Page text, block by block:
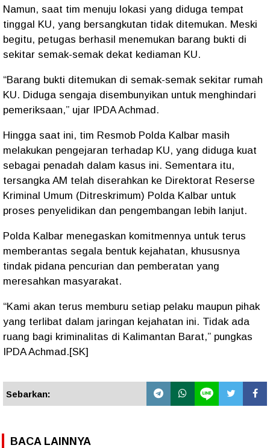
Namun, saat tim menuju lokasi yang diduga tempat
tinggal KU, yang bersangkutan tidak ditemukan. Meski
begitu, petugas berhasil menemukan barang bukti di
sekitar semak-semakdekat kediaman KU.
“Barang bukti ditemukan di semak-semak sekitar rumah
KU. Diduga sengaja disembunyikan untuk menghindari
pemeriksaan,” ujar IPDA Achmad.
Hingga saat ini, tim Resmob Polda Kalbar masih
melakukan pengejaran terhadap KU, yang diduga kuat
sebagai penadah dalam kasus ini. Sementara itu,
tersangka AM telah diserahkan ke Direktorat Reserse
Kriminal Umum (Ditreskrimum) Polda Kalbar untuk
proses penyelidikan dan pengembangan lebih lanjut.
Polda Kalbar menegaskan komitmennya untuk terus
memberantas segala bentuk kejahatan, khususnya
tindak pidana pencurian dan pemberatan yang
meresahkan masyarakat.
“Kami akan terus memburu setiap pelaku maupun pihak
yang terlibat dalam jaringan kejahatan ini. Tidak ada
ruang bagi kriminalitas di Kalimantan Barat,” pungkas
IPDA Achmad.[SK]
Sebarkan:
BACA LAINNYA